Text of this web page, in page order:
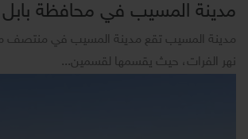
مدينة المسيب في محافظة بابل
مدينة المسيب تقع مدينة المسيب في منتصف
نهر الفرات، حيث يقسمها لقسمين...